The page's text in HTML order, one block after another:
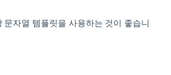
문자열 템플릿을 사용하는 것이 좋습니